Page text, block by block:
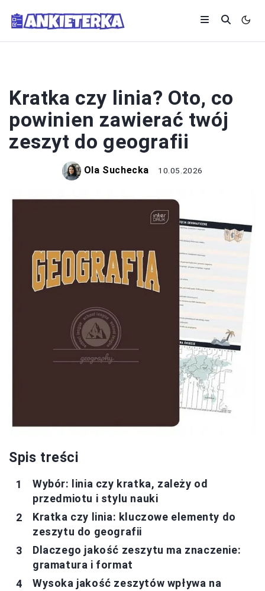
Kratka czy linia? Oto, co
powinien zawierać twój
zeszyt do geografii
Ola Suchecka 10.05.2026
Spis treści
Wybór: linia czy kratka, zależy od
przedmiotu i stylu nauki
Kratka czy linia: kluczowe elementy do
zeszytu do geografii
Dlaczego jakość zeszytu ma znaczenie:
gramatura i format
Wysoka jakość zeszytów wpływa na